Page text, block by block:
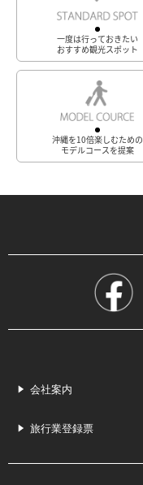
一度は行っておきたい
おすすめ観光スポット
沖縄を10倍楽しむための
モデルコースを提案
会社案内
旅行業登録票